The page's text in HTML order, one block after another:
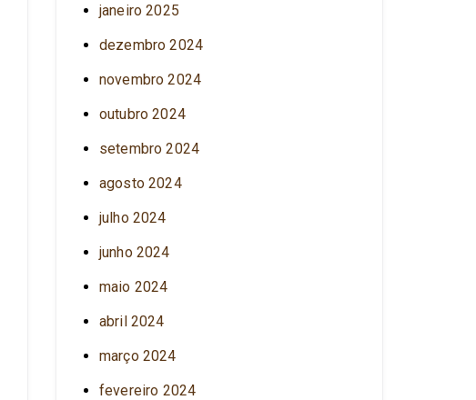
janeiro 2025
dezembro 2024
novembro 2024
outubro 2024
setembro 2024
agosto 2024
julho 2024
junho 2024
maio 2024
abril 2024
março 2024
fevereiro 2024